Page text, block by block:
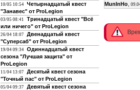
10/05 10:54 Четырнадцатый квест
"Занавес" от ProLegion
03/05 08:41
Тринадцатый квест "Всё
или ничего" от ProLegion
26/04 18:07 Двенадцатый квест
"Суперсаб" от ProLegion
19/04 09:34 Одиннадцатый квест
сезона "Лучшая защита" от
ProLegion
11/04 13:07 Десятый квест сезона
"Точный пас" от ProLegion
05/04 09:37 Девятый квест сезона
MunInHo,